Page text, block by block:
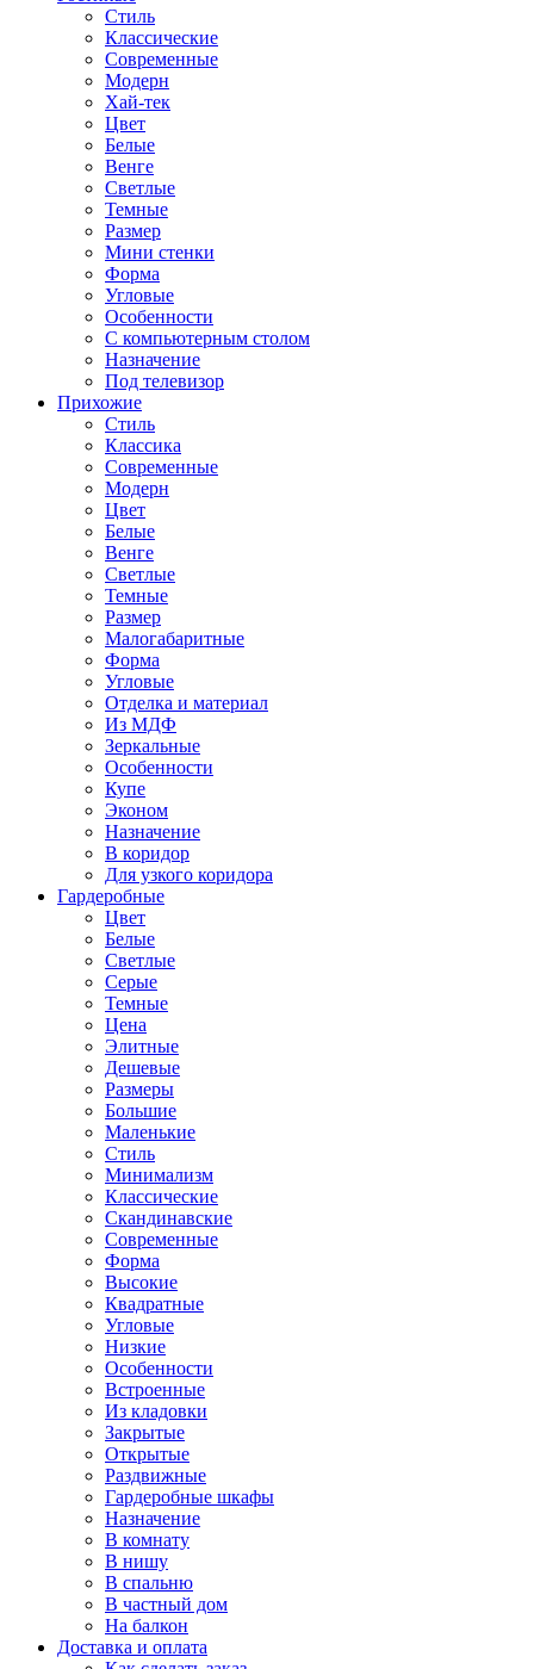
Стиль
Классические
Современные
Модерн
Хай-тек
Цвет
Белые
Венге
Светлые
Темные
Размер
Мини стенки
Форма
Угловые
Особенности
С компьютерным столом
Назначение
Под телевизор
Прихожие
Стиль
Классика
Современные
Модерн
Цвет
Белые
Венге
Светлые
Темные
Размер
Малогабаритные
Форма
Угловые
Отделка и материал
Из МДФ
Зеркальные
Особенности
Купе
Эконом
Назначение
В коридор
Для узкого коридора
Гардеробные
Цвет
Белые
Светлые
Серые
Темные
Цена
Элитные
Дешевые
Размеры
Большие
Маленькие
Стиль
Минимализм
Классические
Скандинавские
Современные
Форма
Высокие
Квадратные
Угловые
Низкие
Особенности
Встроенные
Из кладовки
Закрытые
Открытые
Раздвижные
Гардеробные шкафы
Назначение
В комнату
В нишу
В спальню
В частный дом
На балкон
Доставка и оплата